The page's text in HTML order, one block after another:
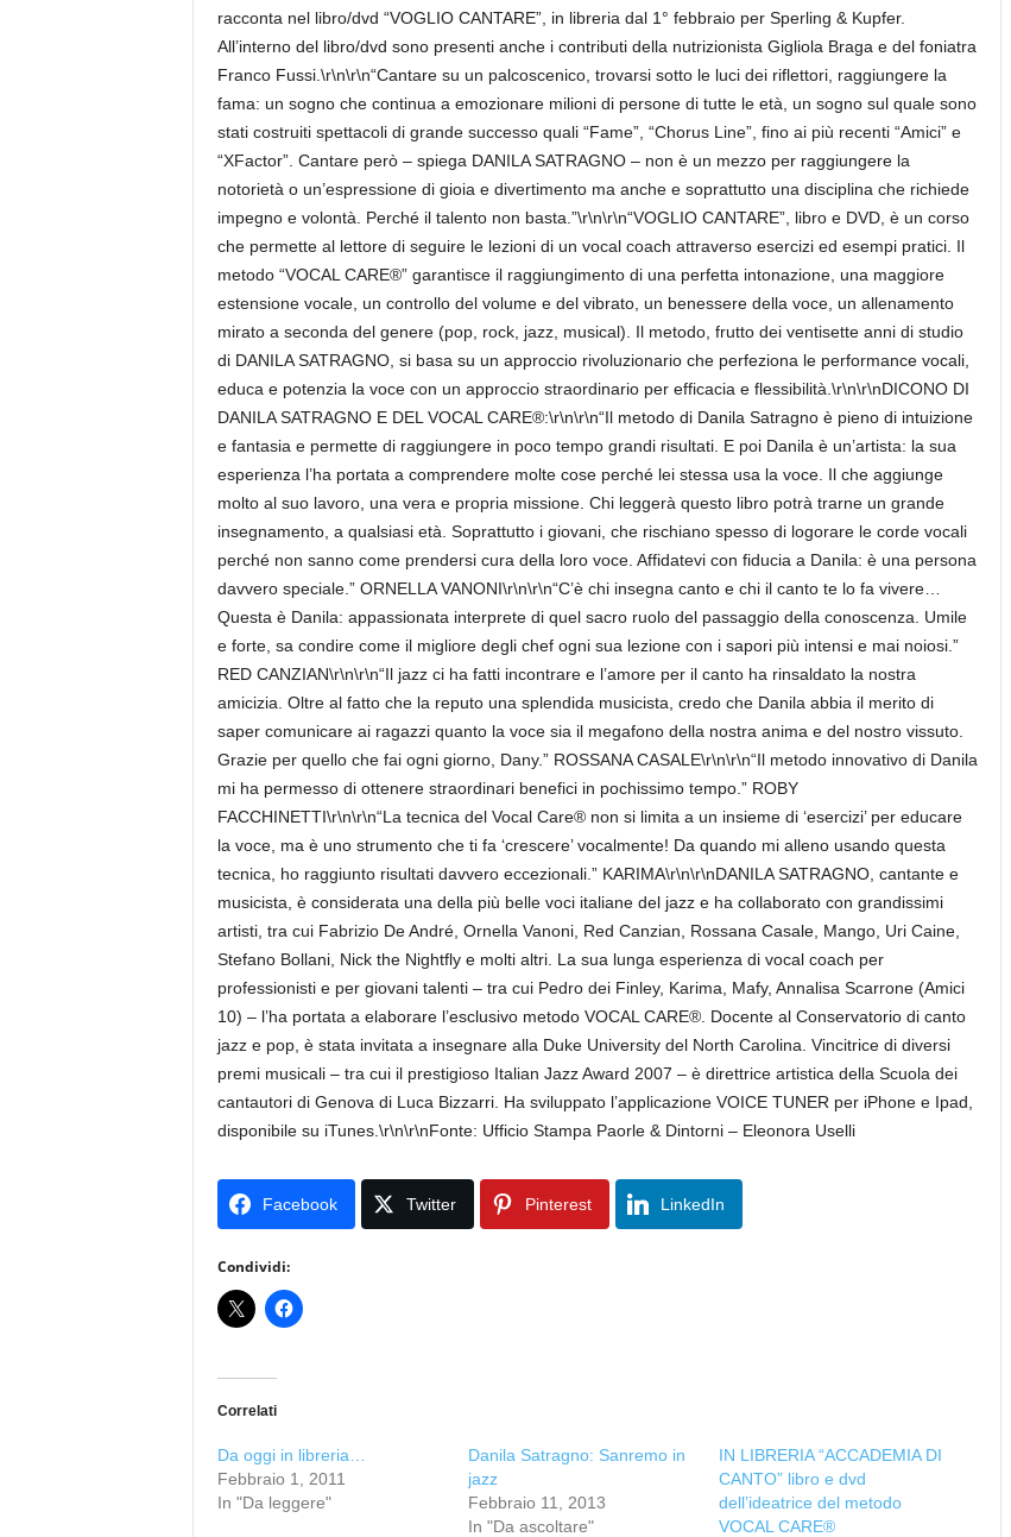
racconta nel libro/dvd “VOGLIO CANTARE”, in libreria dal 1° febbraio per Sperling & Kupfer.
All’interno del libro/dvd sono presenti anche i contributi della nutrizionista Gigliola Braga e del foniatra
Franco Fussi.\r\n\r\n“Cantare su un palcoscenico, trovarsi sotto le luci dei riflettori, raggiungere la
fama: un sogno che continua a emozionare milioni di persone di tutte le età, un sogno sul quale sono
stati costruiti spettacoli di grande successo quali “Fame”, “Chorus Line”, fino ai più recenti “Amici” e
“XFactor”. Cantare però – spiega DANILA SATRAGNO – non è un mezzo per raggiungere la
notorietà o un’espressione di gioia e divertimento ma anche e soprattutto una disciplina che richiede
impegno e volontà. Perché il talento non basta.”\r\n\r\n“VOGLIO CANTARE”, libro e DVD, è un corso
che permette al lettore di seguire le lezioni di un vocal coach attraverso esercizi ed esempi pratici. Il
metodo “VOCAL CARE®” garantisce il raggiungimento di una perfetta intonazione, una maggiore
estensione vocale, un controllo del volume e del vibrato, un benessere della voce, un allenamento
mirato a seconda del genere (pop, rock, jazz, musical). Il metodo, frutto dei ventisette anni di studio
di DANILA SATRAGNO, si basa su un approccio rivoluzionario che perfeziona le performance vocali,
educa e potenzia la voce con un approccio straordinario per efficacia e flessibilità.\r\n\r\nDICONO DI
DANILA SATRAGNO E DEL VOCAL CARE®:\r\n\r\n“Il metodo di Danila Satragno è pieno di intuizione
e fantasia e permette di raggiungere in poco tempo grandi risultati. E poi Danila è un’artista: la sua
esperienza l’ha portata a comprendere molte cose perché lei stessa usa la voce. Il che aggiunge
molto al suo lavoro, una vera e propria missione. Chi leggerà questo libro potrà trarne un grande
insegnamento, a qualsiasi età. Soprattutto i giovani, che rischiano spesso di logorare le corde vocali
perché non sanno come prendersi cura della loro voce. Affidatevi con fiducia a Danila: è una persona
davvero speciale.” ORNELLA VANONI\r\n\r\n“C’è chi insegna canto e chi il canto te lo fa vivere…
Questa è Danila: appassionata interprete di quel sacro ruolo del passaggio della conoscenza. Umile
e forte, sa condire come il migliore degli chef ogni sua lezione con i sapori più intensi e mai noiosi.”
RED CANZIAN\r\n\r\n“Il jazz ci ha fatti incontrare e l’amore per il canto ha rinsaldato la nostra
amicizia. Oltre al fatto che la reputo una splendida musicista, credo che Danila abbia il merito di
saper comunicare ai ragazzi quanto la voce sia il megafono della nostra anima e del nostro vissuto.
Grazie per quello che fai ogni giorno, Dany.” ROSSANA CASALE\r\n\r\n“Il metodo innovativo di Danila
mi ha permesso di ottenere straordinari benefici in pochissimo tempo.” ROBY
FACCHINETTI\r\n\r\n“La tecnica del Vocal Care® non si limita a un insieme di ‘esercizi’ per educare
la voce, ma è uno strumento che ti fa ‘crescere’ vocalmente! Da quando mi alleno usando questa
tecnica, ho raggiunto risultati davvero eccezionali.” KARIMA\r\n\r\nDANILA SATRAGNO, cantante e
musicista, è considerata una della più belle voci italiane del jazz e ha collaborato con grandissimi
artisti, tra cui Fabrizio De André, Ornella Vanoni, Red Canzian, Rossana Casale, Mango, Uri Caine,
Stefano Bollani, Nick the Nightfly e molti altri. La sua lunga esperienza di vocal coach per
professionisti e per giovani talenti – tra cui Pedro dei Finley, Karima, Mafy, Annalisa Scarrone (Amici
10) – l’ha portata a elaborare l’esclusivo metodo VOCAL CARE®. Docente al Conservatorio di canto
jazz e pop, è stata invitata a insegnare alla Duke University del North Carolina. Vincitrice di diversi
premi musicali – tra cui il prestigioso Italian Jazz Award 2007 – è direttrice artistica della Scuola dei
cantautori di Genova di Luca Bizzarri. Ha sviluppato l’applicazione VOICE TUNER per iPhone e Ipad,
disponibile su iTunes.\r\n\r\nFonte: Ufficio Stampa Paorle & Dintorni – Eleonora Uselli
Facebook Twitter Pinterest LinkedIn
Condividi:
Correlati
Da oggi in libreria…
Febbraio 1, 2011
In "Da leggere"
Danila Satragno: Sanremo in
jazz
Febbraio 11, 2013
In "Da ascoltare"
IN LIBRERIA “ACCADEMIA DI
CANTO” libro e dvd
dell’ideatrice del metodo
VOCAL CARE®